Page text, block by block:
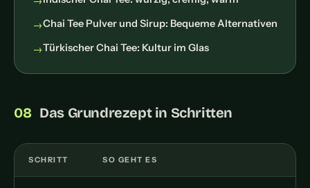
Chai Tee Pulver und Sirup: Bequeme Alternativen
Türkischer Chai Tee: Kultur im Glas
Das Grundrezept in Schritten
SCHRITT SO GEHT ES